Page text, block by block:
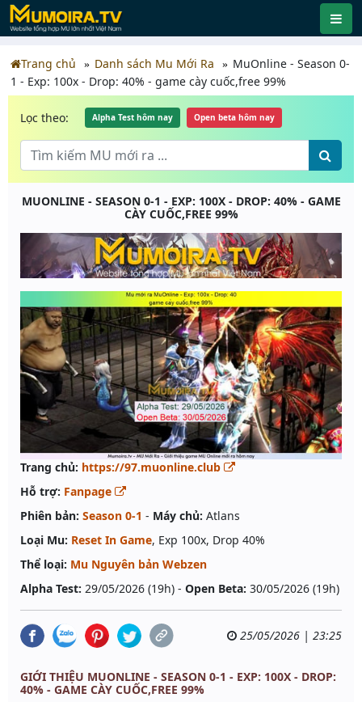
Trang chủ Danh sách Mu Mới Ra
MuOnline - Season 0-
1 - Exp: 100x - Drop: 40% - game cày cuốc,free 99%
Lọc theo: Alpha Test hôm nay Open beta hôm nay
MUONLINE - SEASON 0-1 - EXP: 100X - DROP: 40% - GAME
CÀY CUỐC,FREE 99%
Trang chủ: https://97.muonline.club
Hỗ trợ: Fanpage
Phiên bản: Season 0-1 - Máy chủ: Atlans
Loại Mu: Reset In Game, Exp 100x, Drop 40%
Thể loại: Mu Nguyên bản Webzen
Alpha Test: 29/05/2026 (19h) - Open Beta: 30/05/2026 (19h)
25/05/2026 | 23:25
GIỚI THIỆU MUONLINE - SEASON 0-1 - EXP: 100X - DROP:
40% - GAME CÀY CUỐC,FREE 99%